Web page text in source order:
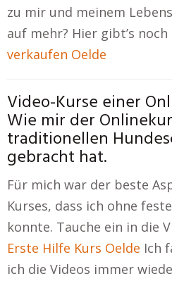
zu mir und meinem
auf mehr? Hier gibt’s
verkaufen Oelde
Video-Kurse einer
Wie mir der
traditionellen
gebracht hat.
Für mich war der beste
Kurses, dass ich ohne
konnte. Tauche ein in die
Erste Hilfe Kurs Oelde Ich
ich die Videos immer